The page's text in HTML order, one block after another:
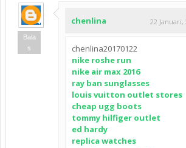
Bala
s
chenlina 22 Januari,
chenlina20170122
nike roshe run
nike air max 2016
ray ban sunglasses
louis vuitton outlet stores
cheap ugg boots
tommy hilfiger outlet
ed hardy
replica watches